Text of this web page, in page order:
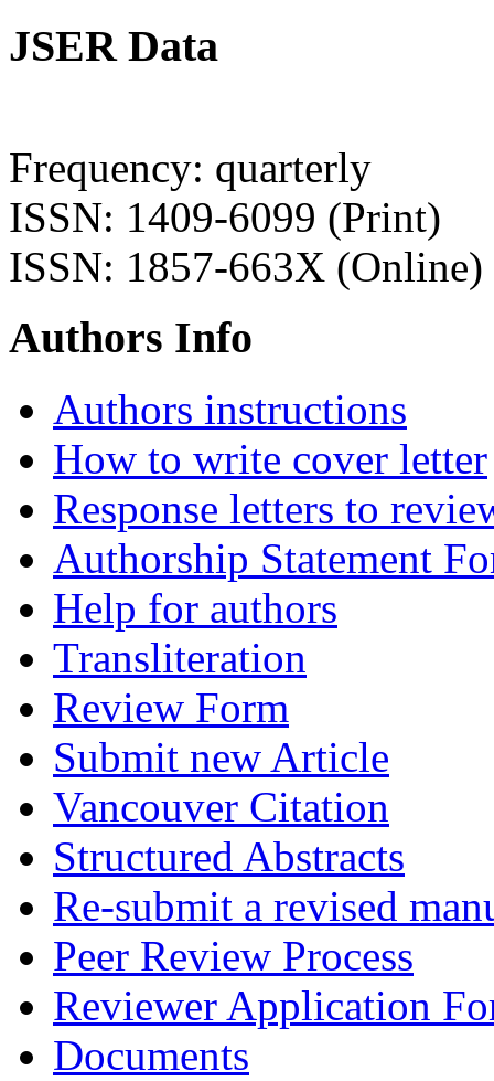
JSER Data
Frequency: quarterly
ISSN: 1409-6099 (Print)
ISSN: 1857-663X (Online)
Authors Info
Authors instructions
How to write cover letter
Response letters to
Authorship Statement
Help for authors
Transliteration
Review Form
Submit new Article
Vancouver Citation
Structured Abstracts
Re-submit a revised
Peer Review Process
Reviewer Application
Documents